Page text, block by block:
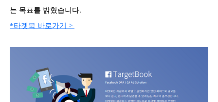
는 목표를 밝혔습니다.
*타겟북 바로가기 >